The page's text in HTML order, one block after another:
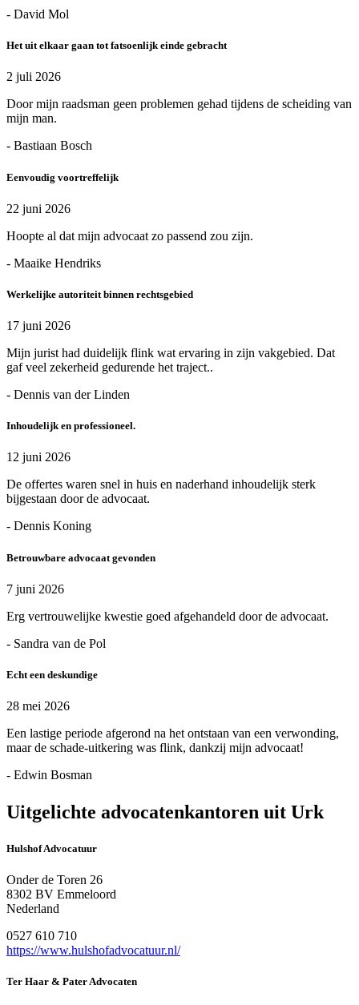
- David Mol
Het uit elkaar gaan tot fatsoenlijk einde gebracht
2 juli 2026
Door mijn raadsman geen problemen gehad tijdens de scheiding van
mijn man.
- Bastiaan Bosch
Eenvoudig voortreffelijk
22 juni 2026
Hoopte al dat mijn advocaat zo passend zou zijn.
- Maaike Hendriks
Werkelijke autoriteit binnen rechtsgebied
17 juni 2026
Mijn jurist had duidelijk flink wat ervaring in zijn vakgebied. Dat
gaf veel zekerheid gedurende het traject..
- Dennis van der Linden
Inhoudelijk en professioneel.
12 juni 2026
De offertes waren snel in huis en naderhand inhoudelijk sterk
bijgestaan door de advocaat.
- Dennis Koning
Betrouwbare advocaat gevonden
7 juni 2026
Erg vertrouwelijke kwestie goed afgehandeld door de advocaat.
- Sandra van de Pol
Echt een deskundige
28 mei 2026
Een lastige periode afgerond na het ontstaan van een verwonding,
maar de schade-uitkering was flink, dankzij mijn advocaat!
- Edwin Bosman
Uitgelichte advocatenkantoren uit Urk
Hulshof Advocatuur
Onder de Toren 26
8302 BV Emmeloord
Nederland
0527 610 710
https://www.hulshofadvocatuur.nl/
Ter Haar & Pater Advocaten